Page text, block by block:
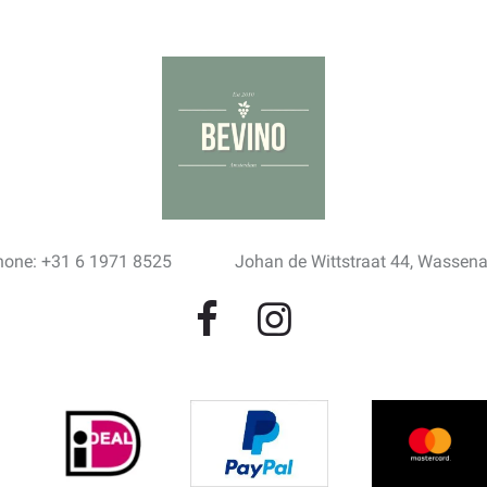
+31 6 1971 8525 Johan de Wittstraat 44,